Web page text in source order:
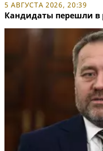
5 АВГУСТА 2026, 20:39
Кандидаты перешли